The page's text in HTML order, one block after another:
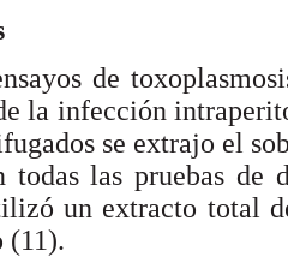
de
la infección
se extrajo el
todas las pruebas de
un extracto total